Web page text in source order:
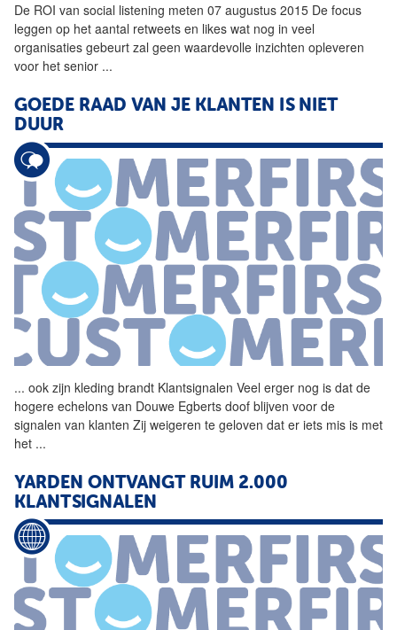
De ROI van social listening meten 07 augustus 2015 De focus
leggen op het aantal retweets en likes wat nog in veel
organisaties gebeurt zal geen waardevolle inzichten opleveren
voor het senior ...
GOEDE RAAD VAN JE KLANTEN IS NIET
DUUR
... ook zijn kleding brandt Klantsignalen Veel erger nog is dat de
hogere echelons van Douwe Egberts doof blijven voor de
signalen van klanten Zij weigeren te geloven dat er iets mis is met
het ...
YARDEN ONTVANGT RUIM 2.000
KLANTSIGNALEN